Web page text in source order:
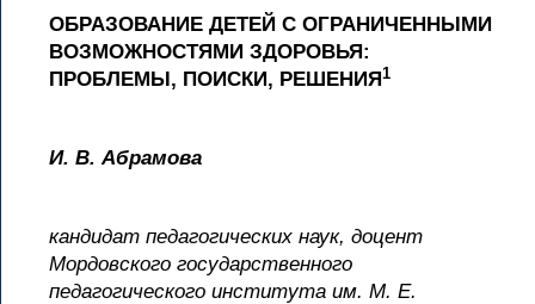
ОБРАЗОВАНИЕ ДЕТЕЙ С ОГРАНИЧЕННЫМИ
ВОЗМОЖНОСТЯМИ ЗДОРОВЬЯ:
ПРОБЛЕМЫ, ПОИСКИ, РЕШЕНИЯ1
И. В. Абрамова
кандидат педагогических наук, доцент
Мордовского государственного
педагогического института им. М. Е.